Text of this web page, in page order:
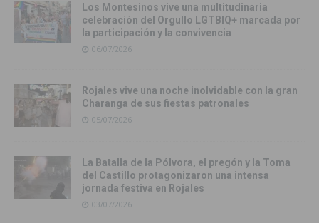
Los Montesinos vive una multitudinaria
celebración del Orgullo LGTBIQ+ marcada por
la participación y la convivencia
06/07/2026
Rojales vive una noche inolvidable con la gran
Charanga de sus fiestas patronales
05/07/2026
La Batalla de la Pólvora, el pregón y la Toma
del Castillo protagonizaron una intensa
jornada festiva en Rojales
03/07/2026